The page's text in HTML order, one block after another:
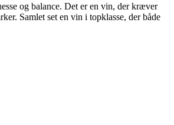
og balance. Det er en vin, der kræver
Samlet set en vin i topklasse, der både